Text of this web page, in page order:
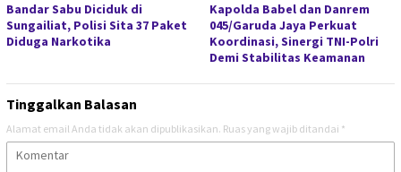
Bandar Sabu Diciduk di
Sungailiat, Polisi Sita 37 Paket
Diduga Narkotika
Kapolda Babel dan Danrem
045/Garuda Jaya Perkuat
Koordinasi, Sinergi TNI-Polri
Demi Stabilitas Keamanan
Tinggalkan Balasan
Alamat email Anda tidak akan dipublikasikan. Ruas yang wajib ditandai *